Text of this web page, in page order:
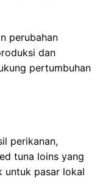
perubahan
dan
pertumbuhan
perikanan,
tuna loins yang
untuk pasar lokal